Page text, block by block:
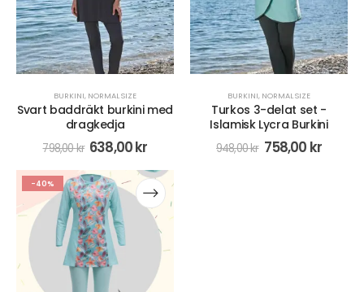
BURKINI, NORMAL SIZE
Svart baddräkt burkini med
dragkedja
798,00kr 638,00kr
BURKINI, NORMAL SIZE
Turkos 3-delat set -
Islamisk Lycra Burkini
948,00kr 758,00 kr
-40%